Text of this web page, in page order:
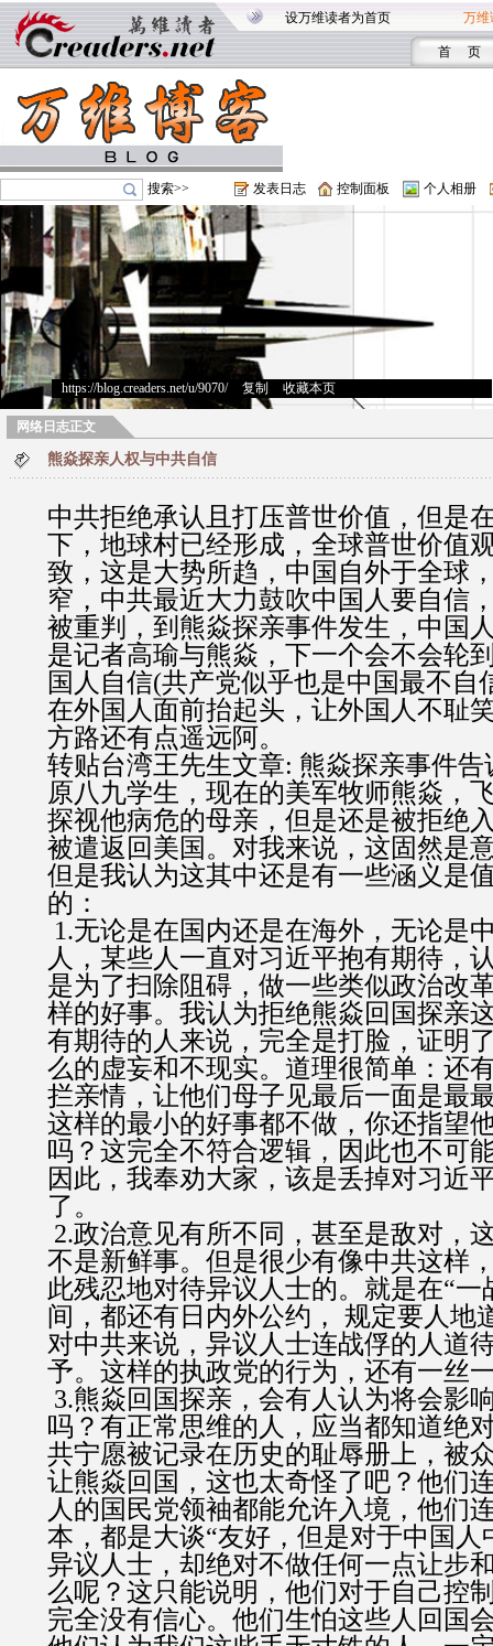
设万维读者为首页 万维
首 页
搜索>> 发表日志 控制面板 个人相册
https://blog.creaders.net/u/9070/> 复制 收藏本页
网络日志正文
熊焱探亲人权与中共自信
中共拒绝承认且打压普世价值，但是
下，地球村已经形成，全球普世价值
致，这是大势所趋，中国自外于全球
窄，中共最近大力鼓吹中国人要自信
被重判，到熊焱探亲事件发生，中国
是记者高瑜与熊焱，下一个会不会轮
国人自信(共产党似乎也是中国最不自
在外国人面前抬起头，让外国人不耻
方路还有点遥远阿。
转贴台湾王先生文章: 熊焱探亲事件告
原八九学生，现在的美军牧师熊焱，
探视他病危的母亲，但是还是被拒绝
被遣返回美国。对我来说，这固然是
但是我认为这其中还是有一些涵义是
的：
1.无论是在国内还是在海外，无论是
人，某些人一直对习近平抱有期待，
是为了扫除阻碍，做一些类似政治改
样的好事。我认为拒绝熊焱回国探亲
有期待的人来说，完全是打脸，证明
么的虚妄和不现实。道理很简单：还
拦亲情，让他们母子见最后一面是最
这样的最小的好事都不做，你还指望
吗？这完全不符合逻辑，因此也不可
因此，我奉劝大家，该是丢掉对习近
了。
2.政治意见有所不同，甚至是敌对，
不是新鲜事。但是很少有像中共这样
此残忍地对待异议人士的。就是在“一
间，都还有日内外公约， 规定要人地
对中共来说，异议人士连战俘的人道
予。这样的执政党的行为，还有一丝
3.熊焱回国探亲，会有人认为将会影
吗？有正常思维的人，应当都知道绝
共宁愿被记录在历史的耻辱册上，被
让熊焱回国，这也太奇怪了吧？他们
人的国民党领袖都能允许入境，他们
本，都是大谈“友好，但是对于中国人
异议人士，却绝对不做任何一点让步
么呢？这只能说明，他们对于自己控
完全没有信心。他们生怕这些人回国